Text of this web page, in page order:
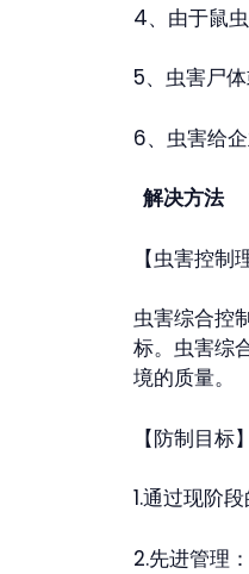
4、由于鼠
5、虫害尸
6、虫害给
解决方法
【虫害控制
虫害综合控
标。虫害综
境的质量。
【防制目标】
1.通过现阶
2.先进管理